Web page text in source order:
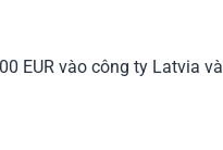
EUR vào công ty Latvia